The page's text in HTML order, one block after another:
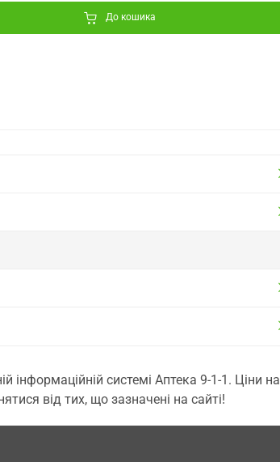
До кошика
інформаційній системі Аптека 9-1-1. Ціни на
від тих, що зазначені на сайті!